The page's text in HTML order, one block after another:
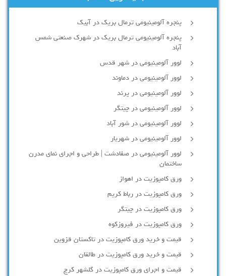
پنجره آلومینیومی ترمال بریک در آبیک
پنجره آلومینیومی ترمال بریک در شهرک صنعتی شمس
آباد
لوور آلومینیومی در شهر قدس
لوور آلومینیومی در دماوند
لوور آلومینیومی در پرند
لوور آلومینیومی در چیتگر
لوور آلومینیومی در شور آباد
لوور آلومينيومي در شهريار
لوور آلومینیومی در صفادشت | طراحی و اجرای نمای مدرن
ساختمان
ورق کامپوزیت در اهواز
ورق کامپوزیت در رباط کریم
ورق کامپوزیت در چیتگر
ورق کامپوزیت در فیروزکوه
قیمت و خرید ورق کامپوزیت در تاکستان قزوین
قیمت و خرید ورق کامپوزیت در طالقان
قیمت و اجرای ورق کامپوزیت در گلشهر کرج